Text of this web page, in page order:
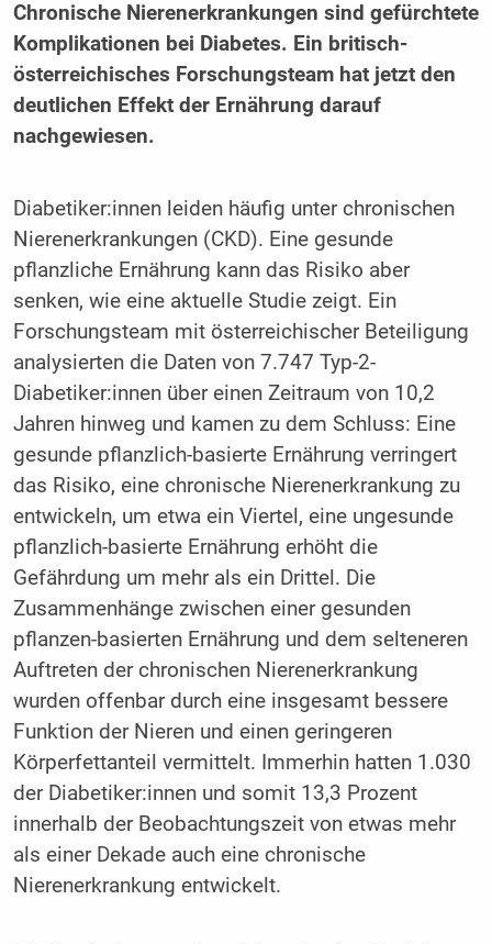
Chronische Nierenerkrankungen sind gefürchtete
Komplikationen bei Diabetes. Ein britisch-
österreichisches Forschungsteam hat jetzt den
deutlichen Effekt der Ernährung darauf
nachgewiesen.
Diabetiker:innen leiden häufig unter chronischen
Nierenerkrankungen (CKD). Eine gesunde
pflanzliche Ernährung kann das Risiko aber
senken, wie eine aktuelle Studie zeigt. Ein
Forschungsteam mit österreichischer Beteiligung
analysierten die Daten von 7.747 Typ-2-
Diabetiker:innen über einen Zeitraum von 10,2
Jahren hinweg und kamen zu dem Schluss: Eine
gesunde pflanzlich-basierte Ernährung verringert
das Risiko, eine chronische Nierenerkrankung zu
entwickeln, um etwa ein Viertel, eine ungesunde
pflanzlich-basierte Ernährung erhöht die
Gefährdung um mehr als ein Drittel. Die
Zusammenhänge zwischen einer gesunden
pflanzen-basierten Ernährung und dem selteneren
Auftreten der chronischen Nierenerkrankung
wurden offenbar durch eine insgesamt bessere
Funktion der Nieren und einen geringeren
Körperfettanteil vermittelt. Immerhin hatten 1.030
der Diabetiker:innen und somit 13,3 Prozent
innerhalb der Beobachtungszeit von etwas mehr
als einer Dekade auch eine chronische
Nierenerkrankung entwickelt.